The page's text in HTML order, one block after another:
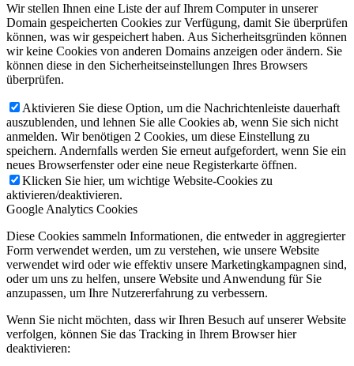
Wir stellen Ihnen eine Liste der auf Ihrem Computer in unserer
Domain gespeicherten Cookies zur Verfügung, damit Sie überprüfen
können, was wir gespeichert haben. Aus Sicherheitsgründen können
wir keine Cookies von anderen Domains anzeigen oder ändern. Sie
können diese in den Sicherheitseinstellungen Ihres Browsers
überprüfen.
Aktivieren Sie diese Option, um die Nachrichtenleiste dauerhaft
auszublenden, und lehnen Sie alle Cookies ab, wenn Sie sich nicht
anmelden. Wir benötigen 2 Cookies, um diese Einstellung zu
speichern. Andernfalls werden Sie erneut aufgefordert, wenn Sie ein
neues Browserfenster oder eine neue Registerkarte öffnen.
Klicken Sie hier, um wichtige Website-Cookies zu
aktivieren/deaktivieren.
Google Analytics Cookies
Diese Cookies sammeln Informationen, die entweder in aggregierter
Form verwendet werden, um zu verstehen, wie unsere Website
verwendet wird oder wie effektiv unsere Marketingkampagnen sind,
oder um uns zu helfen, unsere Website und Anwendung für Sie
anzupassen, um Ihre Nutzererfahrung zu verbessern.
Wenn Sie nicht möchten, dass wir Ihren Besuch auf unserer Website
verfolgen, können Sie das Tracking in Ihrem Browser hier
deaktivieren: